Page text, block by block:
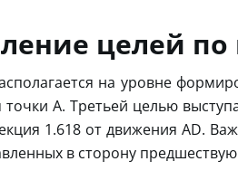
целей
на уровне
A. Третьей целью
1.618 от движения AD.
в сторону